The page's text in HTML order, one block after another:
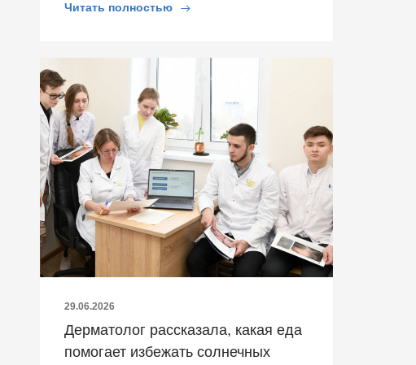
Читать полностью
29.06.2026
Дерматолог рассказала, какая еда
помогает избежать солнечных